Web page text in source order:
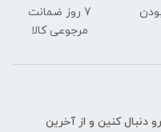
7 روز ضمانت
مرجوعی کالا
دنبال کنین و از آخرین